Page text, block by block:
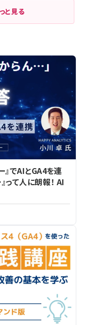
と見る
』でAIとGA4を連
って人に朗報！ AI